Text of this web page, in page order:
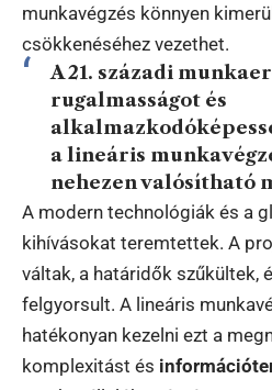
munkavégzés könnyen
csökkenéséhez vezethet.
A 21. századi
rugalmasságot és
a lineáris
nehezen valósítható
A modern technológiák és a
kihívásokat teremtettek. A
váltak, a határidők szűkültek,
felgyorsult. A lineáris
hatékonyan kezelni ezt a
komplexitást és